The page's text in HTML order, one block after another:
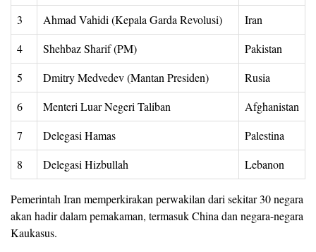
3 Ahmad Vahidi (Kepala Garda Revolusi)
Iran
4
Shehbaz Sharif (PM)
Pakistan
5
Dmitry Medvedev (Mantan Presiden)
Rusia
6
Menteri Luar Negeri Taliban
Afghanistan
7
Delegasi Hamas
Palestina
8
Delegasi Hizbullah Lebanon
Pemerintah Iran memperkirakan perwakilan dari sekitar 30 negara
akan hadir dalam pemakaman, termasuk China dan negara-negara
Kaukasus.